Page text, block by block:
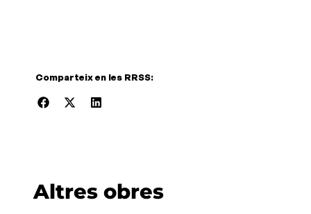
Comparteix en les RRSS:
Altres obres